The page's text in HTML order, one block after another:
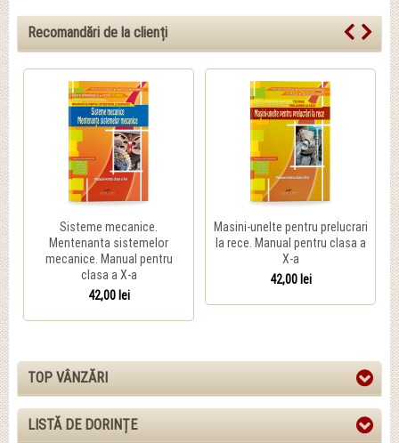
Recomandări de la clienți
Sisteme mecanice.
Mentenanta sistemelor
mecanice. Manual pentru
clasa a X-a
42,00 lei
Masini-unelte pentru prelucrari
la rece. Manual pentru clasa a
X-a
42,00 lei
TOP VÂNZĂRI
LISTĂ DE DORINȚE